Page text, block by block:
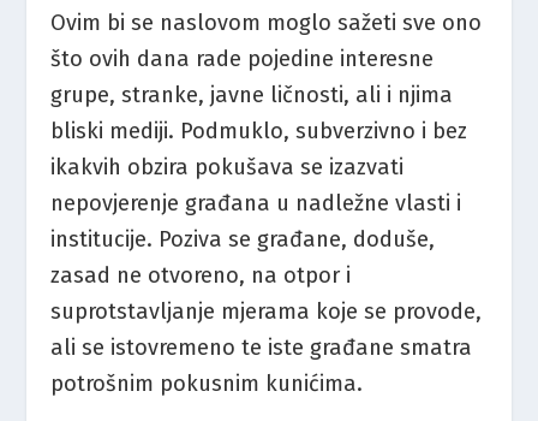
Ovim bi se naslovom moglo sažeti sve ono
što ovih dana rade pojedine interesne
grupe, stranke, javne ličnosti, ali i njima
bliski mediji. Podmuklo, subverzivno i bez
ikakvih obzira pokušava se izazvati
nepovjerenje građana u nadležne vlasti i
institucije. Poziva se građane, doduše,
zasad ne otvoreno, na otpor i
suprotstavljanje mjerama koje se provode,
ali se istovremeno te iste građane smatra
potrošnim pokusnim kunićima.